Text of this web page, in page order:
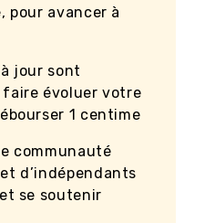
, pour avancer à
jour sont
faire évoluer votre
1 centime
communauté
d’indépendants
se soutenir